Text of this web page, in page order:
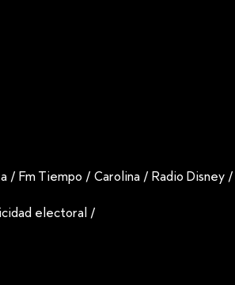
/Fm Tiempo /Carolina /Radio Disney /
electoral /